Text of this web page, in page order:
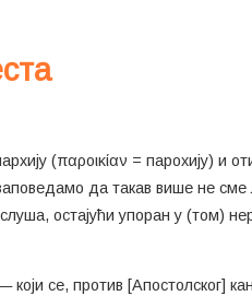
(παροικίαν = парохију) и
да такав више не сме
остајући упоран у (том)
се, против [Апостолског]